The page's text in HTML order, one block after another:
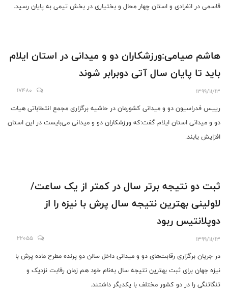
قاسمی در انفرادی و استان چهار محال و بختیاری در بخش تیمی به پایان رسید.
هاشم صیامی:ورزشکاران دو و میدانی در استان ایلام
باید تا پایان سال آتی دوبرابر شوند
1399/11/13
17480
رییس فدراسیون دو و میدانی کشورمان در حاشیه برگزاری مجمع انتخاباتی هیات
دو و میدانی استان ایلام گفت:که ورزشکاران دو و میدانی می‌بایست در این استان
افزایش یابند.
ثبت دو‌ نتیجه برتر سال در کمتر از یک ساعت/
لاولینی بهترین نتیجه سال پرش با نیزه را از
دوپلانتیس ربود
1399/11/13
22055
در جریان برگزاری رقابت‌های دو و میدانی داخل سالن دو پرنده مطرح ماده پرش با
نیزه جهان برای ثبت بهترین نتیجه سال به‌نام خود هم زمان رقابت نزدیک و
تنگاتنگی را در دو کشور مختلف با یکدیگر داشتند.